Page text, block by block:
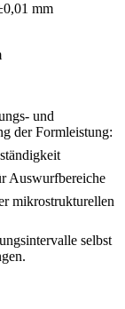
mm
und
der Formleistung:
Auswurfbereiche
mikrostrukturellen
selbst